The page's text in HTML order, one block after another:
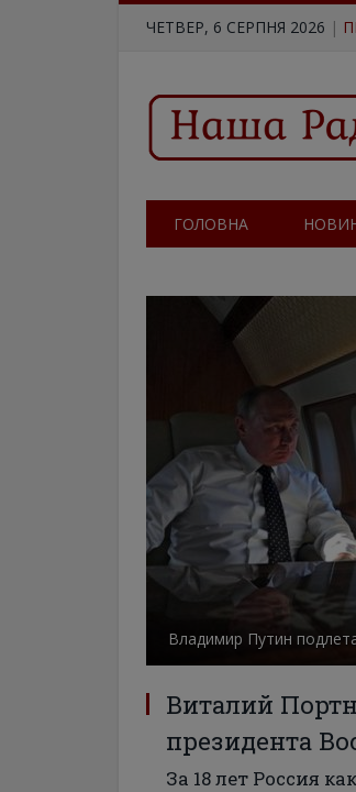
ЧЕТВЕР, 6 СЕРПНЯ 2026 |
ГОЛОВНА
Владимир Путин
Виталий
президента
За 18 лет Россия